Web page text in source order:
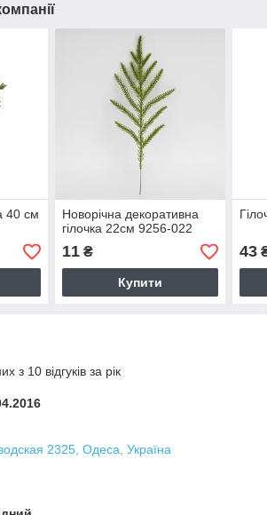
40 см
Новорічна декоративна
гілочка 22см 9256-022
11₴
Купити
43
з 10 відгуків за рік
2325, Одеса, Україна